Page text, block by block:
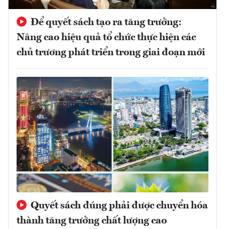
Để quyết sách tạo ra tăng trưởng:
Nâng cao hiệu quả tổ chức thực hiện các
chủ trương phát triển trong giai đoạn mới
Quyết sách đúng phải được chuyển hóa
thành tăng trưởng chất lượng cao